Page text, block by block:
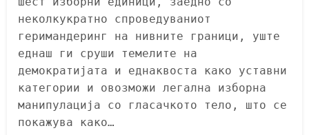
неколкукратно спроведуваниот
геримандеринг на нивните граници, уште
еднаш ги сруши темелите на
демократијата и еднаквоста како уставни
категории и овозможи легална изборна
манипулација со гласачкото тело, што се
покажува како…